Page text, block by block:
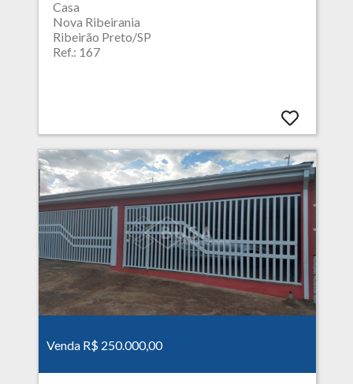
Casa
Nova Ribeirania
Ribeirão Preto/SP
Ref.: 167
Venda R$ 250.000,00